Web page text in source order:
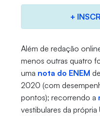
+
Além de redação
menos outras quatro
uma nota do ENEM
2020 (com
pontos); recorrendo a
vestibulares da